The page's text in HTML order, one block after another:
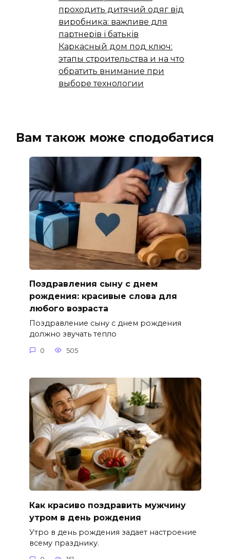
проходить дитячий одяг від
виробника: важливе для
партнерів і батьків
Каркасный дом под ключ:
этапы строительства и на что
обратить внимание при
выборе технологии
Вам також може сподобатися
Поздравления сыну с днем
рождения: красивые слова для
любого возраста
Поздравление сыну с днем рождения
должно звучать тепло
0 505
Как красиво поздравить мужчину
утром в день рождения
Утро в день рождения задает настроение
всему празднику.